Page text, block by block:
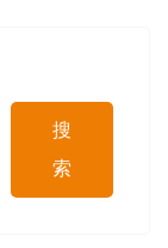
搜
索